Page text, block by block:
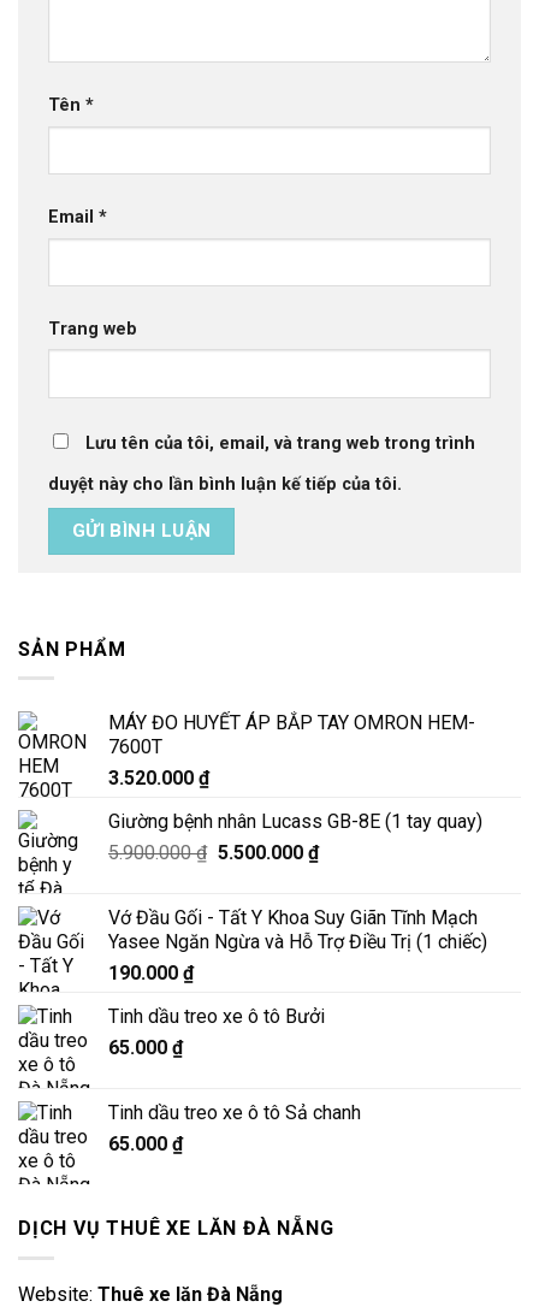
Tên *
Email *
Trang web
Lưu tên của tôi, email, và trang web trong trình
duyệt này cho lần bình luận kế tiếp của tôi.
SẢN PHẨM
MÁY ĐO HUYẾT ÁP BẮP TAY OMRON HEM-
7600T
3.520.000 ₫
Giường bệnh nhân Lucass GB-8E (1 tay quay)
5.900.000₫ Giá
5.900.000 ₫.
5.500.000 ₫Giá
là:
5.500.000 ₫.
Vớ Đầu Gối - Tất Y Khoa Suy Giãn Tĩnh Mạch
Yasee Ngăn Ngừa và Hỗ Trợ Điều Trị (1 chiếc)
190.000 ₫
Tinh dầu treo xe ô tô Bưởi
65.000 ₫
Tinh dầu treo xe ô tô Sả chanh
65.000 ₫
DỊCH VỤ THUÊ XE LĂN ĐÀ NẴNG
Website: Thuê xe lăn Đà Nẵng